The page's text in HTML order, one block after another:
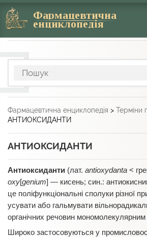
Фармацевтична
енциклопедія
Фармацевтична енциклопедія > Терміни
АНТИОКСИДАНТИ
АНТИОКСИДАНТИ
Антиоксиданти (лат. antioxydanta <
oxy[genium] — кисень; син.:
це поліфункціональні сполуки різної
усувати або гальмувати
органічних речовин
Широко застосовуються у